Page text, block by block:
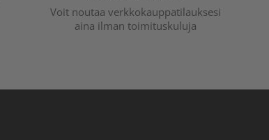
Voit noutaa verkkokauppatilauksesi
aina ilman toimituskuluja